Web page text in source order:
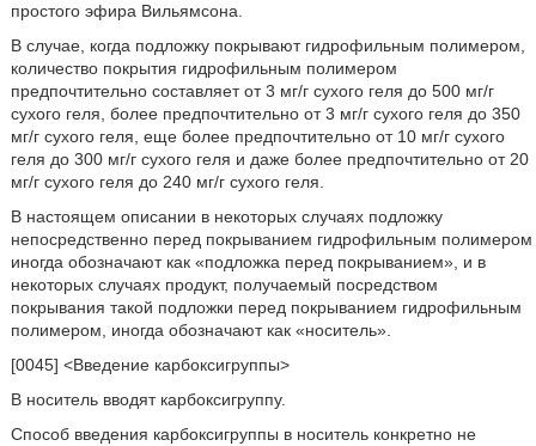
простого эфира Вильямсона.
В случае, когда подложку покрывают гидрофильным полимером,
количество покрытия гидрофильным полимером
предпочтительно составляет от 3 мг/г сухого геля до 500 мг/г
сухого геля, более предпочтительно от 3 мг/г сухого геля до 350
мг/г сухого геля, еще более предпочтительно от 10 мг/г сухого
геля до 300 мг/г сухого геля и даже более предпочтительно от 20
мг/г сухого геля до 240 мг/г сухого геля.
В настоящем описании в некоторых случаях подложку
непосредственно перед покрыванием гидрофильным полимером
иногда обозначают как «подложка перед покрыванием», и в
некоторых случаях продукт, получаемый посредством
покрывания такой подложки перед покрыванием гидрофильным
полимером, иногда обозначают как «носитель».
[0045] <Введение карбоксигруппы>
В носитель вводят карбоксигруппу.
Способ введения карбоксигруппы в носитель конкретно не